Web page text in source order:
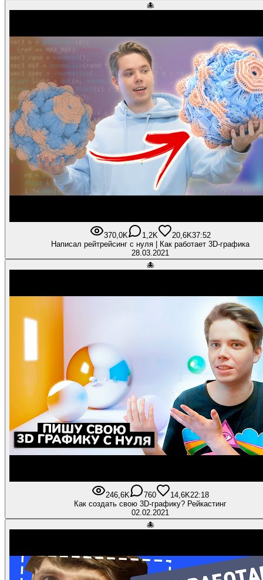
🐙
370,0K 1,2K 20,6K37:52
Написал рейтрейсинг с нуля | Как работает 3D-графика
28.03.2021
🐙
246,6K 760 14,6K22:18
Как создать свою 3D-графику? Рейкастинг
02.02.2021
🐙